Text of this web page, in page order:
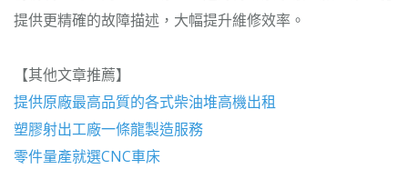
提供更精確的故障描述，大幅提升維修效率。
【其他文章推薦】
提供原廠最高品質的各式柴油堆高機出租
塑膠射出工廠一條龍製造服務
零件量產就選CNC車床